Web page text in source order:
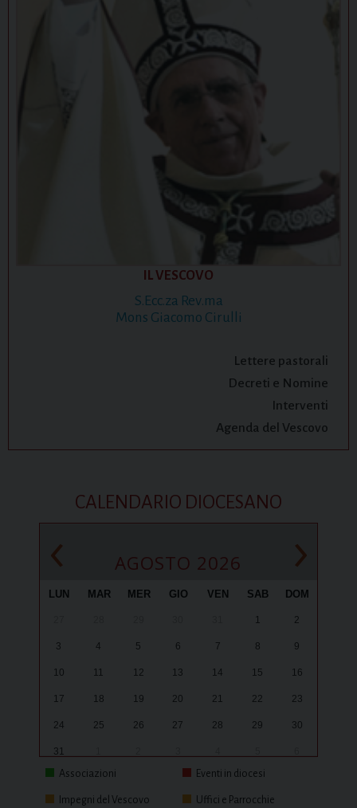
IL VESCOVO
S.Ecc.za Rev.ma
Mons Giacomo Cirulli
Lettere pastorali
Decreti e Nomine
Interventi
Agenda del Vescovo
CALENDARIO DIOCESANO
‹ AGOSTO 2026 ›
LUN MAR MER GIO VEN SAB DOM
1 2
3 4 5 6 7 8 9
10 11 12 13 14 15 16
17 18 19 20 21 22 23
24 25 26 27 28 29 30
31
Associazioni
Eventi in diocesi
Impegni del Vescovo Uffici e Parrocchie